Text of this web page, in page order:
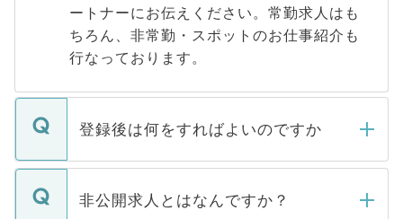
ートナーにお伝えください。常勤求人はも
ちろん、非常勤・スポットのお仕事紹介も
行なっております。
登録後は何をすればよいのですか
ご登録いただきましたら、弊社担当者がご
登録内容を確認し、その後メールもしくは
非公開求人とはなんですか？